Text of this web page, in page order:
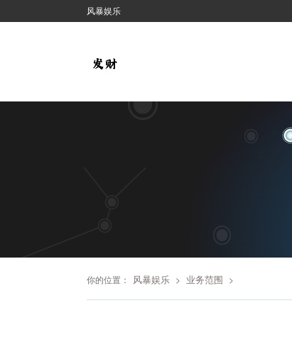
风暴娱乐
你的位置： 风暴娱乐 > 业务范围 >